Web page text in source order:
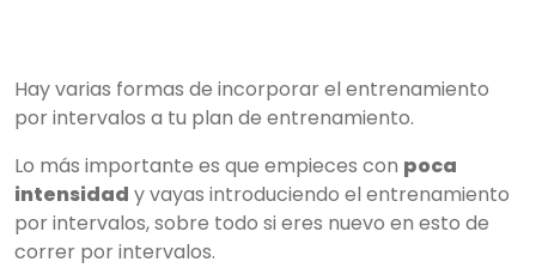
Hay varias formas de incorporar el entrenamiento
por intervalos a tu plan de entrenamiento.
Lo más importante es que empieces con poca
intensidad y vayas introduciendo el entrenamiento
por intervalos, sobre todo si eres nuevo en esto de
correr por intervalos.